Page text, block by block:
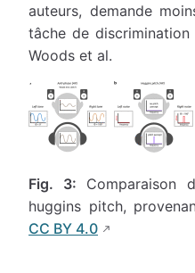
auteurs, demande
tâche de
Woods et al.
Fig. 3: Comparaison
huggins pitch,
CC BY 4.0